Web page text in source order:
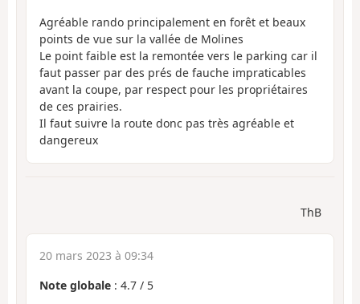
Agréable rando principalement en forêt et beaux
points de vue sur la vallée de Molines
Le point faible est la remontée vers le parking car il
faut passer par des prés de fauche impraticables
avant la coupe, par respect pour les propriétaires
de ces prairies.
Il faut suivre la route donc pas très agréable et
dangereux
ThB
20 mars 2023 à 09:34
Note globale : 4.7 / 5